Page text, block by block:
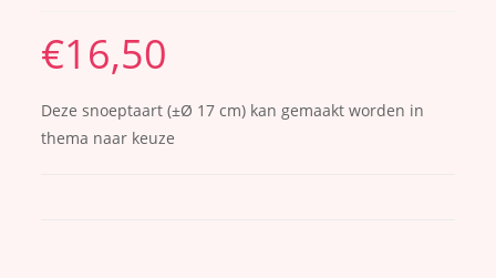
€16,50
Deze snoeptaart (±Ø 17 cm) kan gemaakt worden in
thema naar keuze